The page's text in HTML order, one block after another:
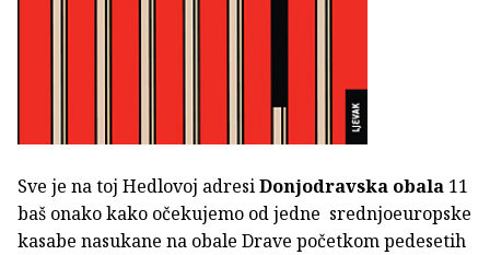
Sve je na toj Hedlovoj adresiDonjodravska obala 11
baš onako kako očekujemo od jedne srednjoeuropske
kasabe nasukane na obale Drave početkom pedesetih